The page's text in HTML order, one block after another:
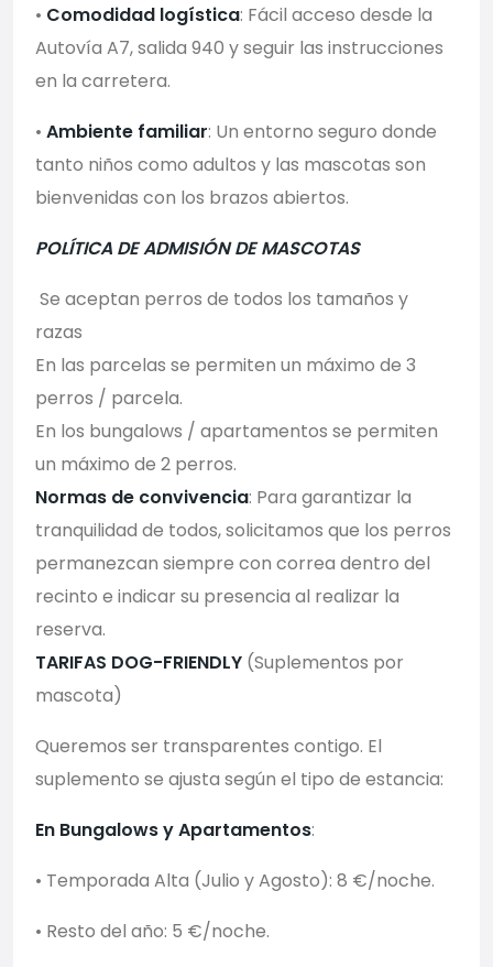
• Comodidad logística: Fácil acceso desde la
Autovía A7, salida 940 y seguir las instrucciones
en la carretera.
• Ambiente familiar: Un entorno seguro donde
tanto niños como adultos y las mascotas son
bienvenidas con los brazos abiertos.
POLÍTICA DE ADMISIÓN DE MASCOTAS
Se aceptan perros de todos los tamaños y
razas
En las parcelas se permiten un máximo de 3
perros / parcela.
En los bungalows / apartamentos se permiten
un máximo de 2 perros.
Normas de convivencia: Para garantizar la
tranquilidad de todos, solicitamos que los perros
permanezcan siempre con correa dentro del
recinto e indicar su presencia al realizar la
reserva.
TARIFAS DOG-FRIENDLY (Suplementos por
mascota)
Queremos ser transparentes contigo. El
suplemento se ajusta según el tipo de estancia:
En Bungalows y Apartamentos:
• Temporada Alta (Julio y Agosto): 8 €/noche.
• Resto del año: 5 €/noche.